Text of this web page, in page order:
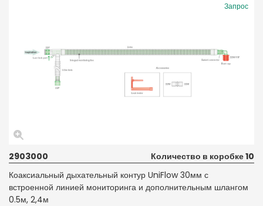
Запрос
2903000
Количество в коробке 10
Коаксиальный дыхательный контур UniFlow 30мм с
встроенной линией мониторинга и дополнительным шлангом
0.5м, 2,4м